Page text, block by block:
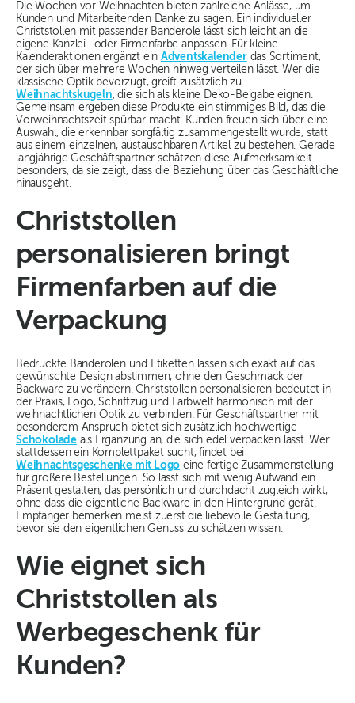
Die Wochen vor Weihnachten bieten zahlreiche Anlässe, um
Kunden und Mitarbeitenden Danke zu sagen. Ein individueller
Christstollen mit passender Banderole lässt sich leicht an die
eigene Kanzlei- oder Firmenfarbe anpassen. Für kleine
Kalenderaktionen ergänzt ein Adventskalenderdas Sortiment,
der sich über mehrere Wochen hinweg verteilen lässt. Wer die
klassische Optik bevorzugt, greift zusätzlich zu
Weihnachtskugeln, die sich als kleine Deko-Beigabe eignen.
Gemeinsam ergeben diese Produkte ein stimmiges Bild, das die
Vorweihnachtszeit spürbar macht. Kunden freuen sich über eine
Auswahl, die erkennbar sorgfältig zusammengestellt wurde, statt
aus einem einzelnen, austauschbaren Artikel zu bestehen. Gerade
langjährige Geschäftspartner schätzen diese Aufmerksamkeit
besonders, da sie zeigt, dass die Beziehung über das Geschäftliche
hinausgeht.
Christstollen
personalisieren bringt
Firmenfarben auf die
Verpackung
Bedruckte Banderolen und Etiketten lassen sich exakt auf das
gewünschte Design abstimmen, ohne den Geschmack der
Backware zu verändern. Christstollen personalisieren bedeutet in
der Praxis, Logo, Schriftzug und Farbwelt harmonisch mit der
weihnachtlichen Optik zu verbinden. Für Geschäftspartner mit
besonderem Anspruch bietet sich zusätzlich hochwertige
Schokoladeals Ergänzung an, die sich edel verpacken lässt. Wer
stattdessen ein Komplettpaket sucht, findet bei
Weihnachtsgeschenke mit Logo eine fertige Zusammenstellung
für größere Bestellungen. So lässt sich mit wenig Aufwand ein
Präsent gestalten, das persönlich und durchdacht zugleich wirkt,
ohne dass die eigentliche Backware in den Hintergrund gerät.
Empfänger bemerken meist zuerst die liebevolle Gestaltung,
bevor sie den eigentlichen Genuss zu schätzen wissen.
Wie eignet sich
Christstollen als
Werbegeschenk für
Kunden?